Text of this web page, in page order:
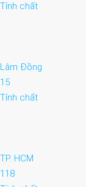
Tính chất
Lâm Đồng
15
Tính chất
TP. HCM
118